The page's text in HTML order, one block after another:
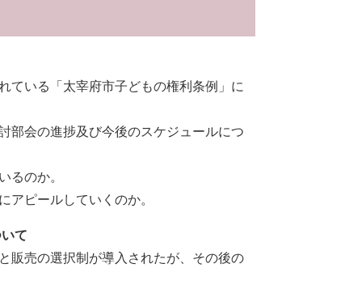
ている「太宰府市子どもの権利条例」に
部会の進捗及び今後のスケジュールにつ
るのか。
アピールしていくのか。
て
販売の選択制が導入されたが、その後の